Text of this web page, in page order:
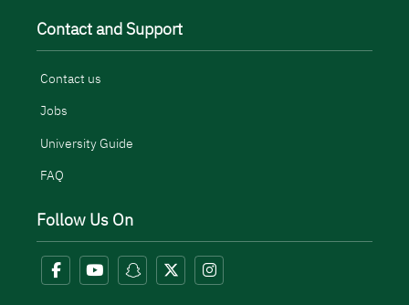
Contact and Support
Contact us
Jobs
University Guide
FAQ
Follow Us On